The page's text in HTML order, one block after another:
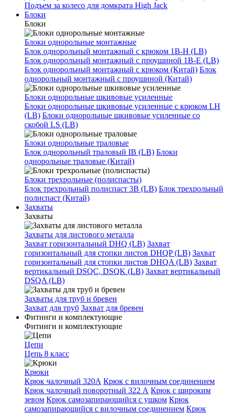
Подъем за колесо для домкрата High Jack
Блоки
Блоки
Блоки однорольные монтажные
Блок однорольный монтажный с крюком 1B-H (LB)
Блок однорольный монтажный с проушиной 1B-E (LB)
Блок однорольный монтажный с крюком (Китай) Блок
однорольный монтажный с проушиной (Китай)
Блоки однорольные шкивовые усиленные
Блоки однорольные шкивовые усиленные с крюком LH
(LB) Блоки однорольные шкивовые усиленные со
скобой LS (LB)
Блоки однорольные траловые
Блок однорольный траловый IB (LB) Блоки
однорольные траловые (Китай)
Блоки трехрольные (полиспасты)
Блок трехрольный полиспаст 3B (LB) Блок трехрольный
полиспаст (Китай)
Захваты
Захваты
Захваты для листового металла
Захват горизонтальный DHQ (LB) Захват
горизонтальный для стопки листов DHQP (LB) Захват
горизонтальный для стопки листов DHQA (LB) Захват
вертикальный DSQC, DSQK (LB) Захват вертикальный
DSQA (LB)
Захваты для труб и бревен
Захват для труб Захват для бревен
Фитинги и комплектующие
Фитинги и комплектующие
Цепи
Цепь 8 класс
Крюки
Крюк чалочный 320А Крюк с вилочным соединением
Крюк чалочный поворотный 322 А Крюк с широким
зевом Крюк самозапирающийся с ушком Крюк
самозапирающийся с вилочным соединением Крюк